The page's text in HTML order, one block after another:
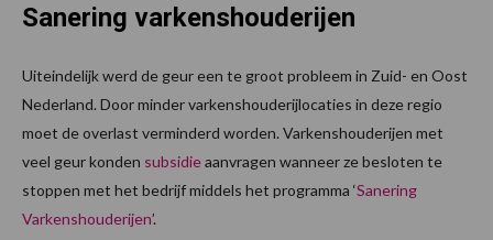
Sanering varkenshouderijen
Uiteindelijk werd de geur een te groot probleem in Zuid- en Oost
Nederland. Door minder varkenshouderijlocaties in deze regio
moet de overlast verminderd worden. Varkenshouderijen met
veel geur konden subsidieaanvragen wanneer ze besloten te
stoppen met het bedrijf middels het programma ‘Sanering
Varkenshouderijen’.